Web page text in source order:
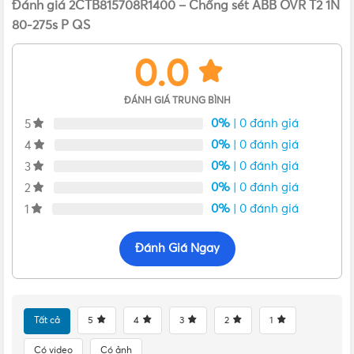
sức khi sử dụng.
Đặc điểm bộ chống sét lan truyền OVR ABB và so sánh giữa các
loại
Đặc điểm
Đánh giá 2CTB815708R1400 – Chống sét ABB OVR T2 1N
80-275s P QS
0.0
ĐÁNH GIÁ TRUNG BÌNH
5 0% | 0 đánh giá
4
0% | 0 đánh giá
3
0% | 0 đánh giá
2
0% | 0 đánh giá
1
0% | 0 đánh giá
Đánh Giá Ngay
Tất cả 5 4 3 2 1
Có video Có ảnh